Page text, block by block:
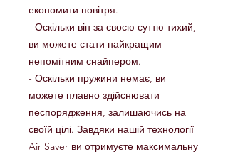
економити повітря.
- Оскільки він за своєю суттю тихий,
ви можете стати найкращим
непомітним снайпером.
- Оскільки пружини немає, ви
можете плавно здійснювати
песпорядження, залишаючись на
своїй цілі. Завдяки нашій технології
Air Saver ви отримуєте максимальну